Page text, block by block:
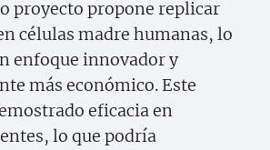
proyecto propone replicar
células madre humanas, lo
enfoque innovador y
más económico. Este
eficacia en
lo que podría